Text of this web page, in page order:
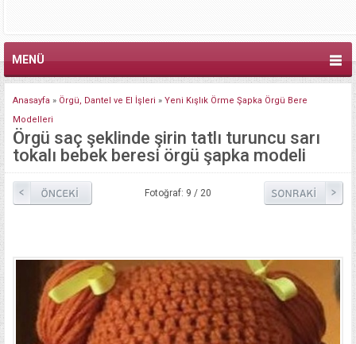
MENÜ
Anasayfa » Örgü, Dantel ve El İşleri » Yeni Kışlık Örme Şapka Örgü Bere
Modelleri
Örgü saç şeklinde şirin tatlı turuncu sarı
tokalı bebek beresi örgü şapka modeli
Fotoğraf: 9 / 20